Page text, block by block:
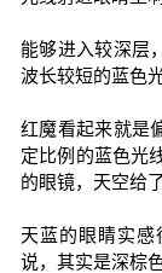
能够进入较深层
波长较短的蓝色
红魔看起来就是
定比例的蓝色光
的眼镜，天空给
天蓝的眼睛实
说，其实是深棕